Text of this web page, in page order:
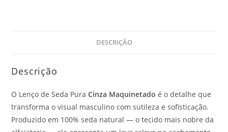
DESCRIÇÃO
Descrição
O Lenço de Seda PuraCinza Maquinetado é o detalhe que
transforma o visual masculino com sutileza e sofisticação.
Produzido em 100% seda natural — o tecido mais nobre da